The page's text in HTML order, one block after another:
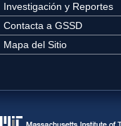
Investigación y Reportes
Contacta a GSSD
Mapa del Sitio